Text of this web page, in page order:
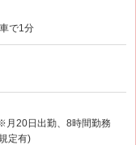
で1分
20日出勤、8時間勤務
定有)